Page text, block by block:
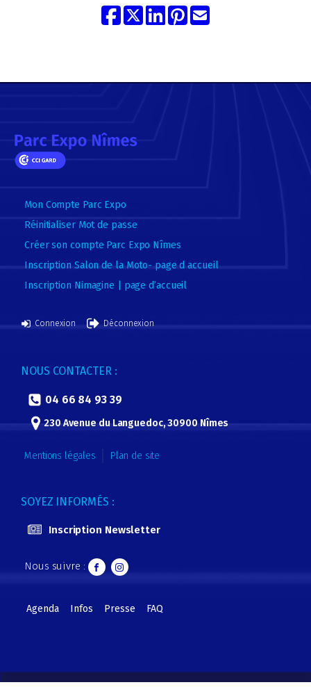
Mon Compte Parc Expo
Réinitialiser Mot de passe
Créer son compte Parc Expo Nîmes
Inscription Salon de la Moto- page d accueil
Inscription Nimagine | page d’accueil
Connexion Déconnexion
NOUS CONTACTER :
04 66 84 93 39
230 Avenue du Languedoc, 30900 Nîmes
Mentions légales Plan de site
SOYEZ INFORMÉS :
Inscription Newsletter
Nous suivre :
Agenda Infos Presse FAQ